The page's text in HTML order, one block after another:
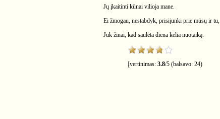
Jų įkaitinti kūnai vilioja mane.
Ei žmogau, nestabdyk, prisijunki prie mūsų ir tu,
Juk žinai, kad saulėta diena kelia nuotaiką.
Įvertinimas: 3.8/5 (balsavo: 24)